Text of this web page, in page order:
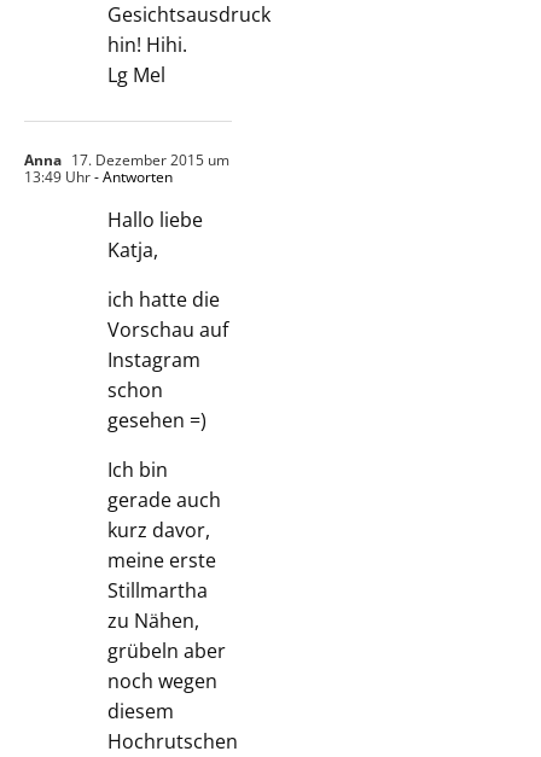
Gesichtsausdruck
hin! Hihi.
Lg Mel
Anna 17. Dezember 2015 um
13:49 Uhr- Antworten
Hallo liebe
Katja,
ich hatte die
Vorschau auf
Instagram
schon
gesehen =)
Ich bin
gerade auch
kurz davor,
meine erste
Stillmartha
zu Nähen,
grübeln aber
noch wegen
diesem
Hochrutschen